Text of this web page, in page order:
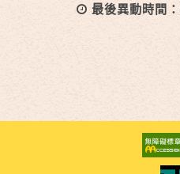
最後異動時間：